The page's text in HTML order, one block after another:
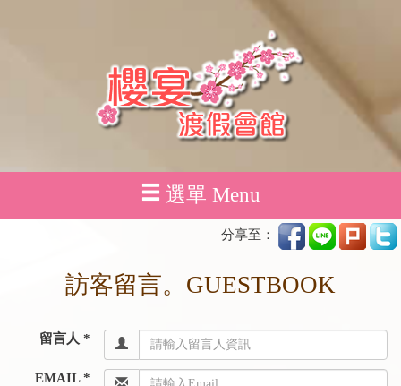
選單 Menu
分享至：
訪客留言。GUESTBOOK
留言人 *
EMAIL *